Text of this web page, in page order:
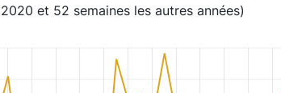
et 52 semaines les autres années)